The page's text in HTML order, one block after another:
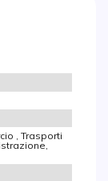
, Trasporti